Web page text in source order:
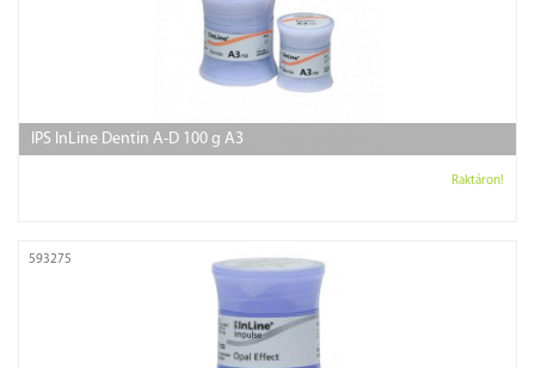
IPS InLine Dentin A-D 100 g A3
Raktáron!
593275